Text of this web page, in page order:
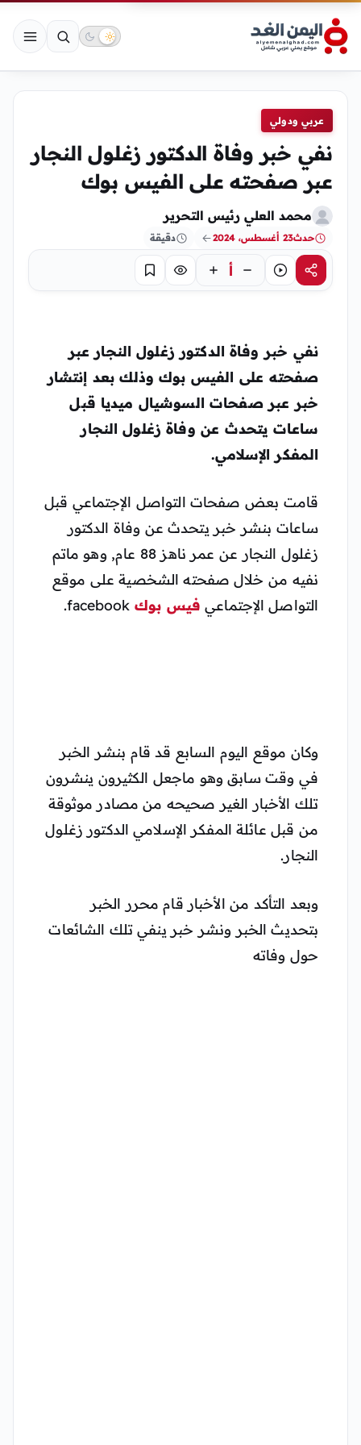
عربي ودولي
نفي خبر وفاة الدكتور زغلول النجار
عبر صفحته على الفيس بوك
محمد العلي رئيس التحرير
حدث23 أغسطس، 2024 دقيقة
مشاركةاستماع أ تركيز حفظ
نفي خبر وفاة الدكتور زغلول النجار عبر
صفحته على الفيس بوك وذلك بعد إنتشار
خبر عبر صفحات السوشيال ميديا قبل
ساعات يتحدث عن وفاة زغلول النجار
المفكر الإسلامي.
قامت بعض صفحات التواصل الإجتماعي قبل
ساعات بنشر خبر يتحدث عن وفاة الدكتور
زغلول النجار عن عمر ناهز 88 عام, وهو ماتم
نفيه من خلال صفحته الشخصية على موقع
التواصل الإجتماعي فيس بوك
وكان موقع اليوم السابع قد قام بنشر الخبر
في وقت سابق وهو ماجعل الكثيرون ينشرون
تلك الأخبار الغير صحيحه من مصادر موثوقة
من قبل عائلة المفكر الإسلامي الدكتور زغلول
النجار.
وبعد التأكد من الأخبار قام محرر الخبر
بتحديث الخبر ونشر خبر ينفي تلك الشائعات
حول وفاته